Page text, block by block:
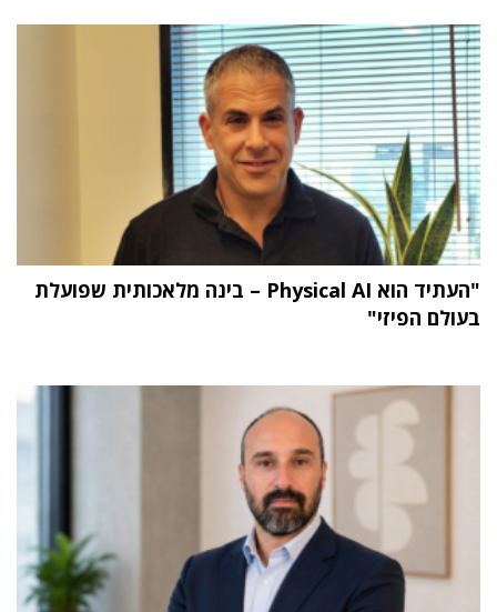
"העתיד הוא Physical AI – בינה מלאכותית שפועלת
בעולם הפיזי"